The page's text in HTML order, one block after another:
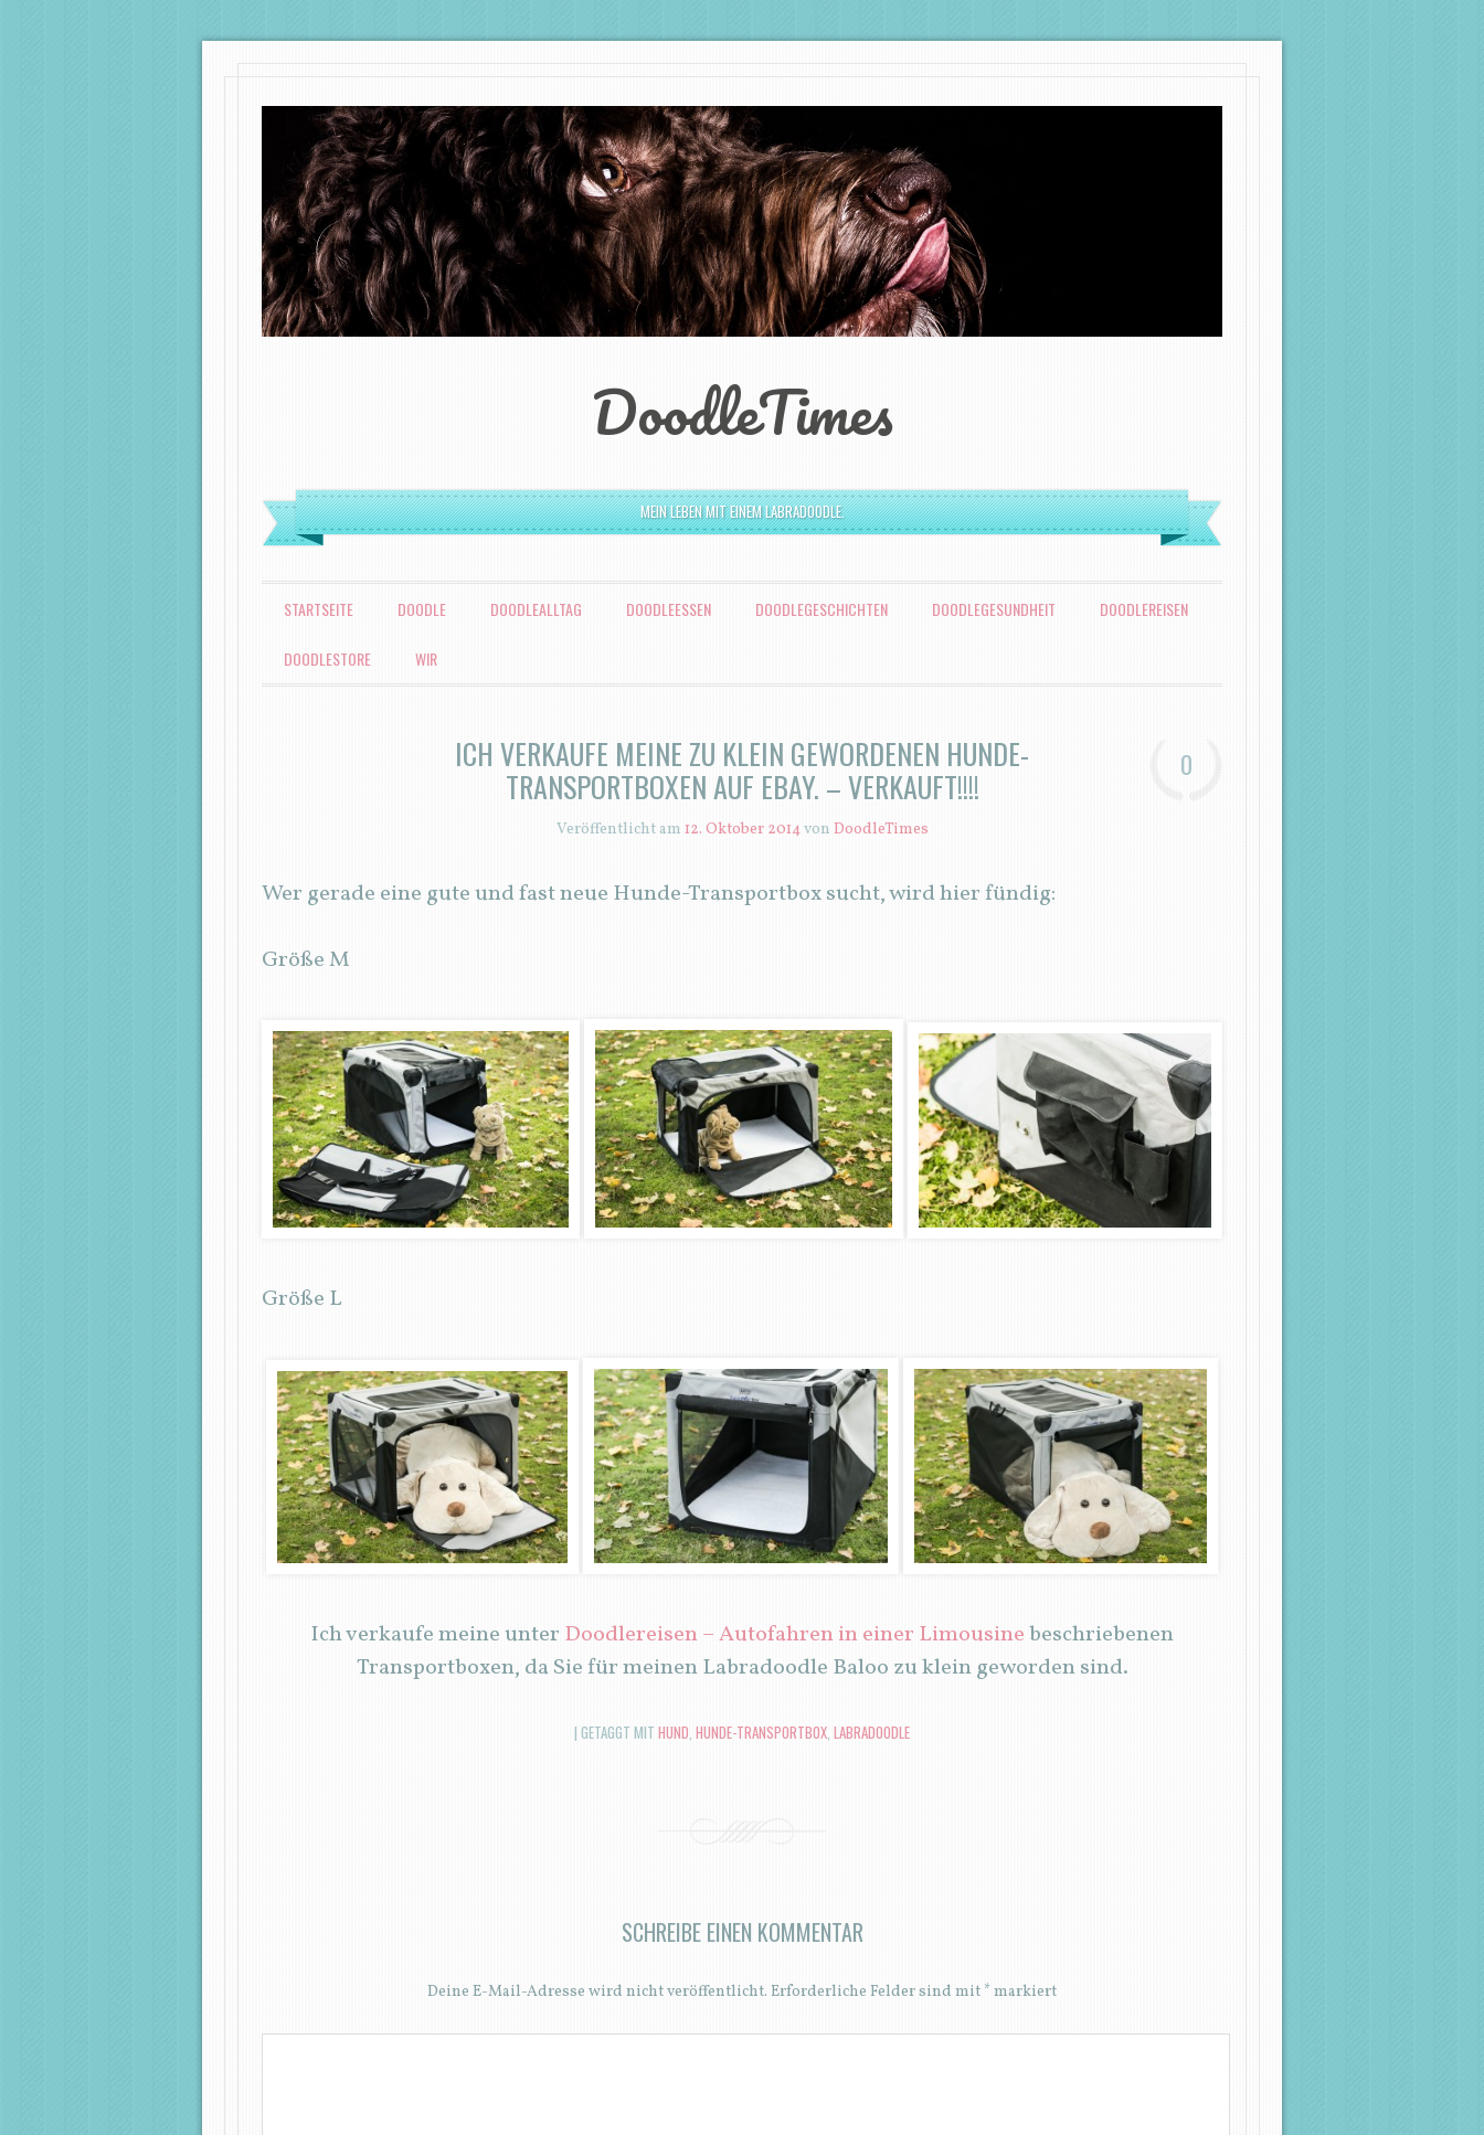
DoodleTimes
MEIN LEBEN MIT EINEM LABRADOODLE.
MENÜ
ZUM INHALT SPRINGEN
STARTSEITE DOODLE DOODLEALLTAG DOODLEESSEN DOODLEGESCHICHTEN DOODLEGESUNDHEIT DOODLEREISEN
DOODLESTORE WIR
ICH VERKAUFE MEINE ZU KLEIN GEWORDENEN HUNDE-
TRANSPORTBOXEN AUF EBAY. – VERKAUFT!!!!
Veröffentlicht am 12. Oktober 2014von DoodleTimes
0
Wer gerade eine gute und fast neue Hunde-Transportbox sucht, wird hier fündig:
Größe M
Größe L
Ich verkaufe meine unter Doodlereisen – Autofahren in einer Limousinebeschriebenen
Transportboxen, da Sie für meinen Labradoodle Baloo zu klein geworden sind.
| GETAGGT MIT HUND, HUNDE-TRANSPORTBOX, LABRADOODLE
SCHREIBE EINEN KOMMENTAR
Deine E-Mail-Adresse wird nicht veröffentlicht. Erforderliche Felder sind mit *markiert